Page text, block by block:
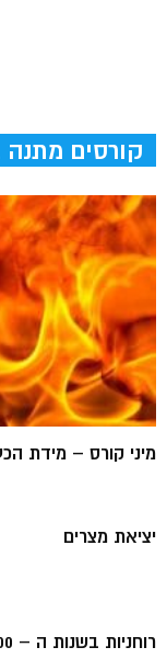
קורסים
מיני קורס – מידת
יציאת מצרים
רוחניות בשנות ה – 2000